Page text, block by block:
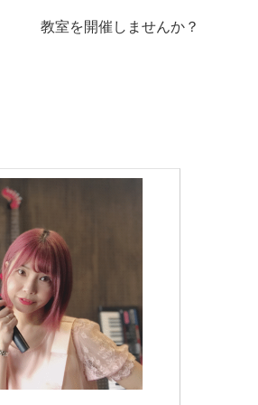
教室を開催しませんか？